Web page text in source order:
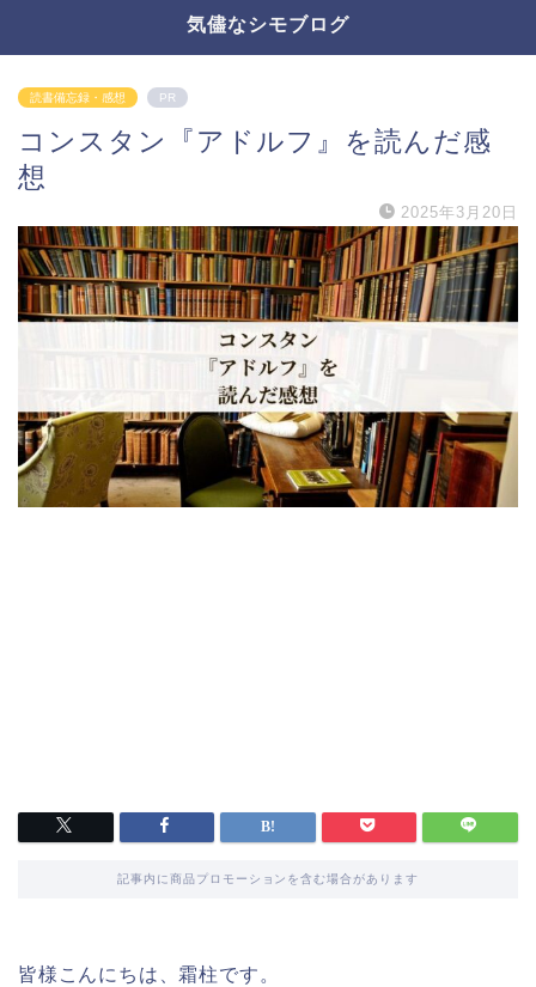
気儘なシモブログ
読書備忘録・感想 PR
コンスタン『アドルフ』を読んだ感
想
2025年3月20日
記事内に商品プロモーションを含む場合があります
皆様こんにちは、霜柱です。